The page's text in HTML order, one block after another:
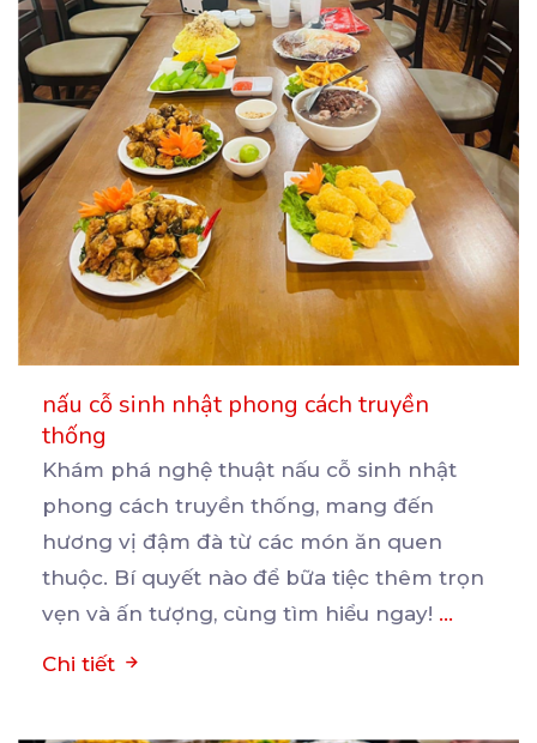
nấu cỗ sinh nhật phong cách truyền
thống
Khám phá nghệ thuật nấu cỗ sinh nhật
phong cách truyền thống, mang đến
hương vị đậm đà từ các món ăn quen
thuộc. Bí quyết nào để bữa tiệc thêm trọn
vẹn và ấn tượng, cùng tìm hiểu ngay! ...
Chi tiết